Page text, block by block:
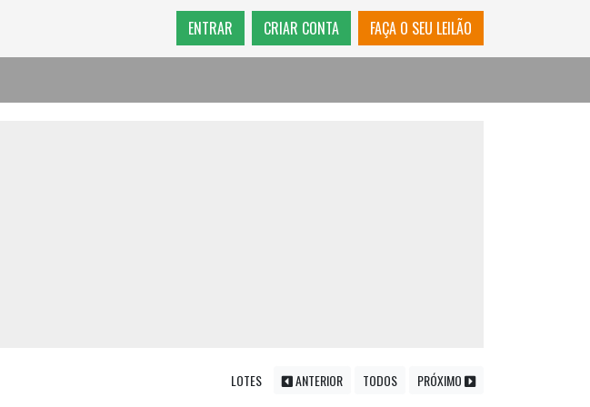
ENTRAR CRIAR CONTA FAÇA O SEU LEILÃO
LOTES ANTERIOR TODOS PRÓXIMO